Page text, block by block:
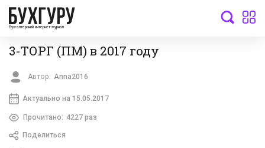
бухгалтерский интернет-журнал
3-ТОРГ (ПМ) в 2017 году
Автор: Anna2016
Актуально на 15.05.2017
Прочитано: 4227 раз
Поделиться